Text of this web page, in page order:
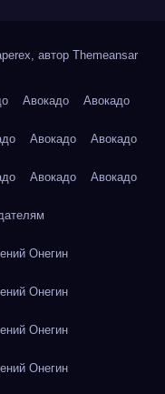
автор Themeansar
Авокадо Авокадо
Авокадо Авокадо
Авокадо Авокадо
Онегин
Онегин
Онегин
Онегин